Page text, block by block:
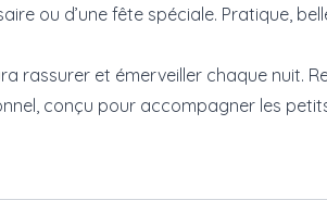
ou d’une fête spéciale. Pratique,
rassurer et émerveiller chaque nuit.
conçu pour accompagner les